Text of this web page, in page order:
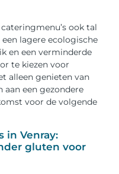
ook tal
lagere ecologische
en een verminderde
te kiezen voor
alleen genieten van
aan een gezondere
voor de volgende
in Venray:
gluten voor